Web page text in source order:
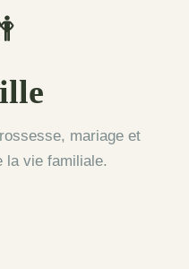
mariage et
la vie familiale.